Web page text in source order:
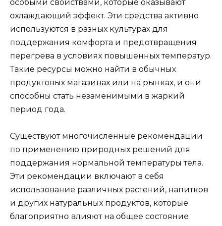
особыми свойствами, которые оказывают
охлаждающий эффект. Эти средства активно
используются в разных культурах для
поддержания комфорта и предотвращения
перегрева в условиях повышенных температур.
Такие ресурсы можно найти в обычных
продуктовых магазинах или на рынках, и они
способны стать незаменимыми в жаркий
период года.
Существуют многочисленные рекомендации
по применению природных решений для
поддержания нормальной температуры тела.
Эти рекомендации включают в себя
использование различных растений, напитков
и других натуральных продуктов, которые
благоприятно влияют на общее состояние